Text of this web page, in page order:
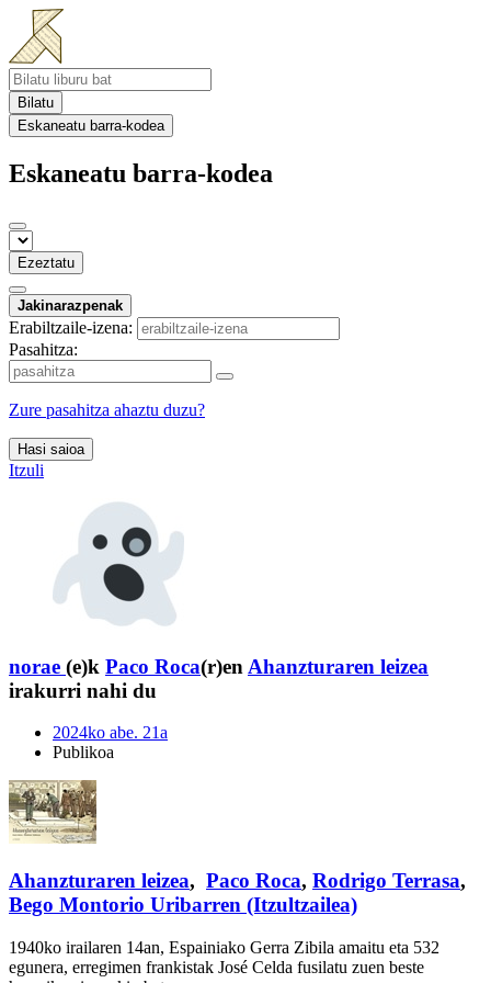
Bilatu
Eskaneatu barra-kodea
Eskaneatu barra-kodea
Ezeztatu
Jakinarazpenak
Erabiltzaile-izena:
Pasahitza:
Zure pasahitza ahaztu duzu?
Hasi saioa
Itzuli
norae (e)k Paco Roca(r)en Ahanzturaren leizea
irakurri nahi du
2024ko abe. 21a
Publikoa
Ahanzturaren leizea, Paco Roca, Rodrigo Terrasa,
Bego Montorio Uribarren (Itzultzailea)
1940ko irailaren 14an, Espainiako Gerra Zibila amaitu eta 532
egunera, erregimen frankistak José Celda fusilatu zuen beste